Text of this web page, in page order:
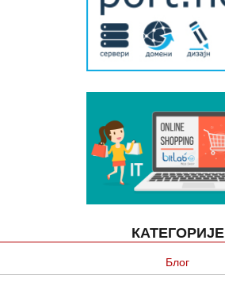
КАТЕГОРИЈЕ
Блог